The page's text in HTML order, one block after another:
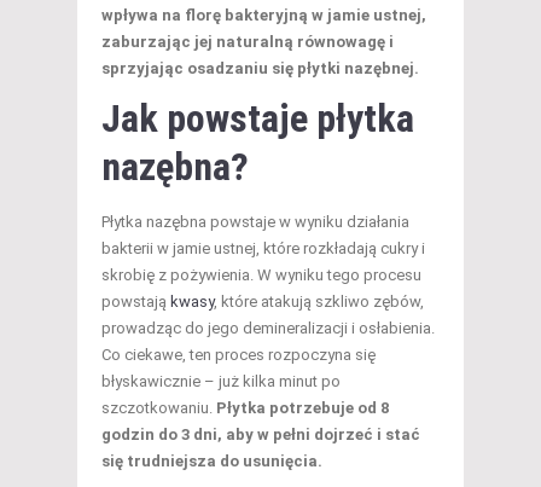
wpływa na florę bakteryjną w jamie ustnej,
zaburzając jej naturalną równowagę i
sprzyjając osadzaniu się płytki nazębnej.
Jak powstaje płytka
nazębna?
Płytka nazębna powstaje w wyniku działania
bakterii w jamie ustnej, które rozkładają cukry i
skrobię z pożywienia. W wyniku tego procesu
powstają kwasy, które atakują szkliwo zębów,
prowadząc do jego demineralizacji i osłabienia.
Co ciekawe, ten proces rozpoczyna się
błyskawicznie – już kilka minut po
szczotkowaniu. Płytka potrzebuje od 8
godzin do 3 dni, aby w pełni dojrzeć i stać
się trudniejsza do usunięcia.